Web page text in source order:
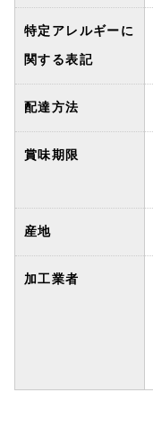
特定アレルギーに
関する表記
配達方法
賞味期限
産地
加工業者